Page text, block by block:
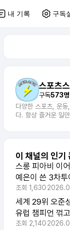
내 기록 구독
스포츠
구독573명
다양한 스포츠, 운
다. 항상 즐거운 일
이 채널의 인기
스롱 피아비 이
예은이 쓴 3차투
변...16강 진출
조회 1,630
세계 29위 오준
유럽 챔피언 꺾
조회 2,140